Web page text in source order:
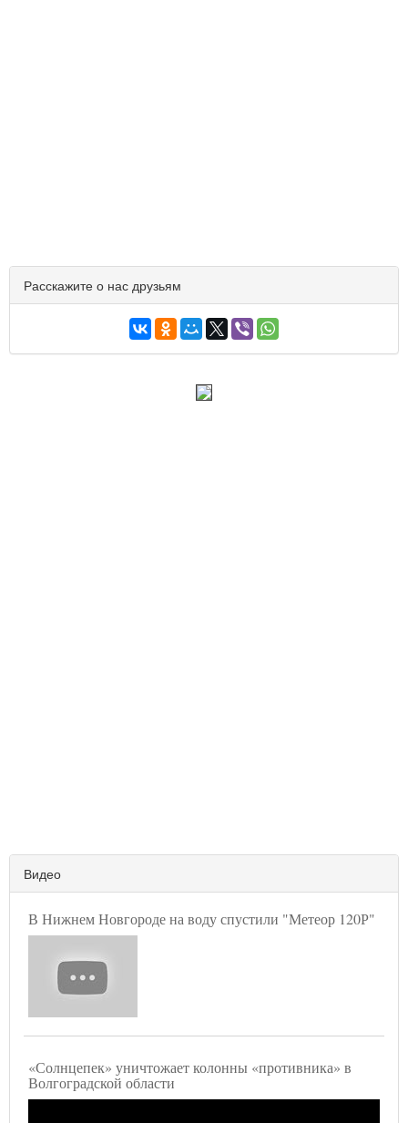
Расскажите о нас друзьям
Видео
В Нижнем Новгороде на воду спустили "Метеор 120Р"
«Солнцепек» уничтожает колонны «противника» в
Волгоградской области